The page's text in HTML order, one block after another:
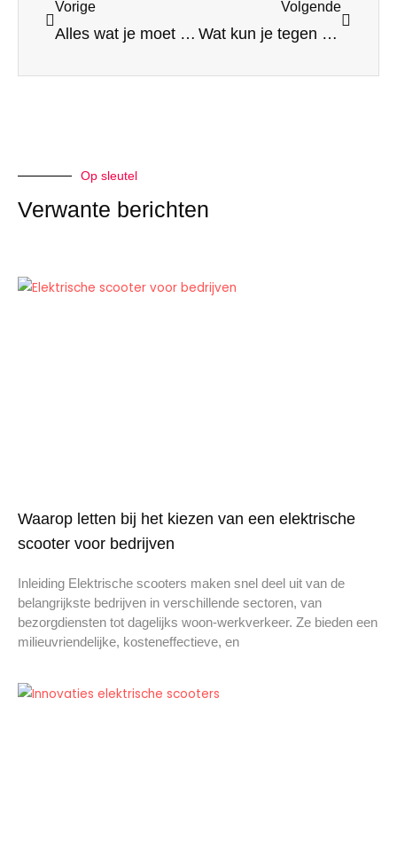
Vorige
Alles wat je moet weten over de SS-8 elektrische crossmotor
Volgende
Wat kun je tegen 2025 verwachten op het gebied van elektrische scooterinnovaties? Trends in de industrie
Op sleutel
Verwante berichten
Waarop letten bij het kiezen van een elektrische
scooter voor bedrijven
Inleiding Elektrische scooters maken snel deel uit van de
belangrijkste bedrijven in verschillende sectoren, van
bezorgdiensten tot dagelijks woon-werkverkeer. Ze bieden een
milieuvriendelijke, kosteneffectieve, en